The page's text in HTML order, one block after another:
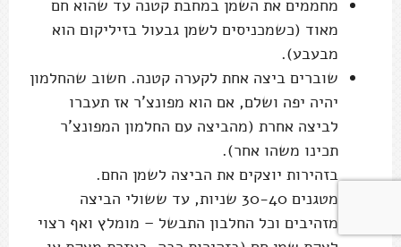
מחממים את השמן במחבת קטנה עד שהוא חם
מאוד (כשמכניסים לשמן גבעול בזיליקום הוא
מבעבע).
שוברים ביצה אחת לקערה קטנה. חשוב שהחלמון
יהיה יפה ושלם, אם הוא מפונצ'ר אז תעברו
לביצה אחרת (מהביצה עם החלמון המפונצ'ר
תכינו משהו אחר).
בזהירות יוצקים את הביצה לשמן החם.
מטגנים 30-40 שניות, עד ששולי הביצה
מזהיבים וכל החלבון התבשל – מומלץ ואף רצוי